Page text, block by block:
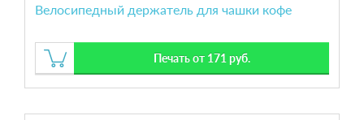
Велосипедный держатель для чашки кофе
Печать от 171 руб.